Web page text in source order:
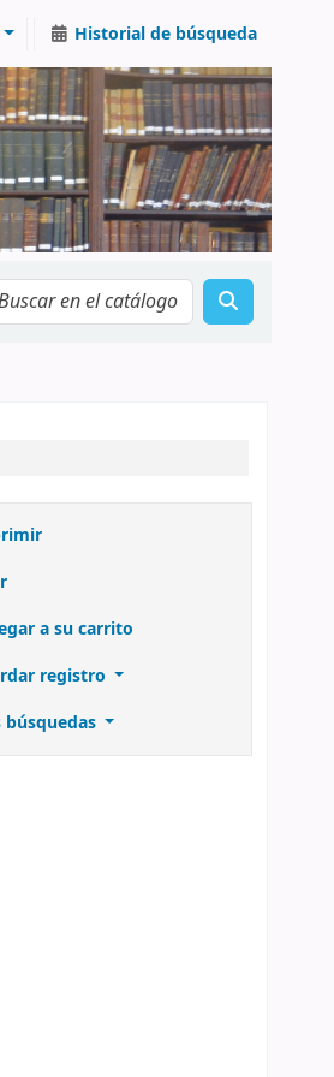
Historial de búsqueda
a su carrito
registro
búsquedas